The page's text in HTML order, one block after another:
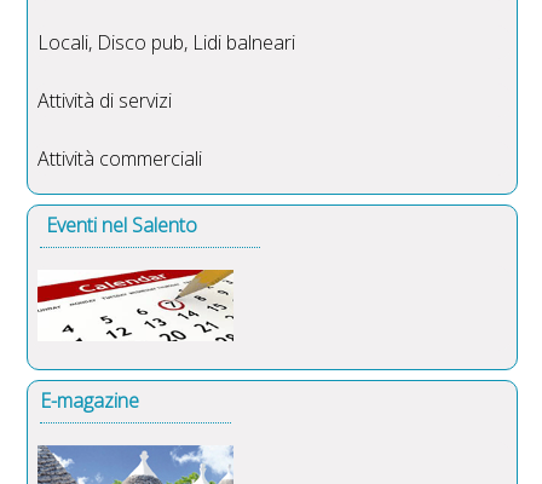
Locali, Disco pub, Lidi balneari
Attività di servizi
Attività commerciali
Eventi nel Salento
E-magazine